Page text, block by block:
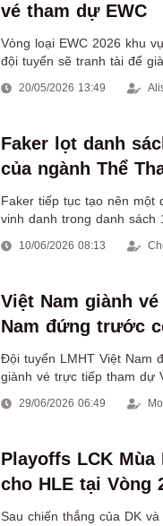
vé tham dự EWC
Vòng loại EWC 2026 khu
đội tuyển sẽ tranh tài để
20/05/2026 13:49
Faker lọt danh
của ngành Thể
Faker tiếp tục tạo nên một
vinh danh trong danh sách
10/06/2026 08:13
Việt Nam giành
Nam đứng trước
Đội tuyển LMHT Việt Nam
giành vé trực tiếp tham dự
29/06/2026 06:49
Playoffs LCK Mùa
cho HLE tại Vòng
Sau chiến thắng của DK